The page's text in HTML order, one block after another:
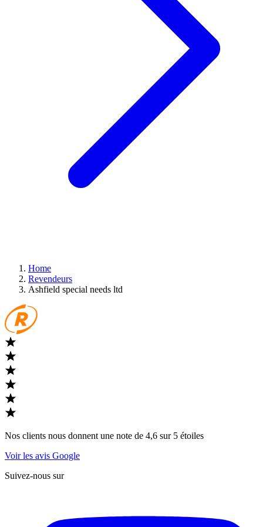
Home
Revendeurs
Ashfield special needs ltd
Nos clients nous donnent une note de 4,6 sur 5 étoiles
Voir les avis Google
Suivez-nous sur